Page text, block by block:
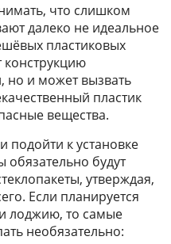
что слишком
далеко не идеальное
пластиковых
конструкцию
и может вызвать
пластик
вещества.
подойти к установке
обязательно будут
утверждая,
Если планируется
лоджию, то самые
необязательно: